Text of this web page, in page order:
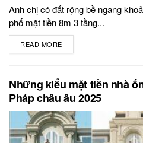
Anh chị có đất rộng bề ngang
phố mặt tiền 8m 3 tầng...
READ MORE
Những kiểu mặt tiền nhà
Pháp châu âu 2025